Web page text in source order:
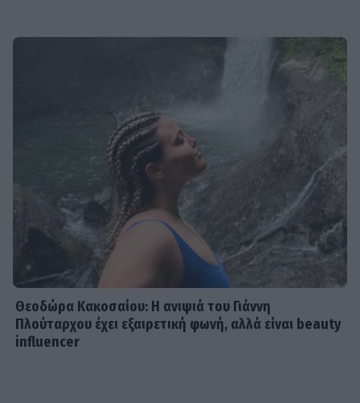
Θεοδώρα Κακοσαίου: Η ανιψιά του Γιάννη
Πλούταρχου έχει εξαιρετική φωνή, αλλά είναι beauty
influencer